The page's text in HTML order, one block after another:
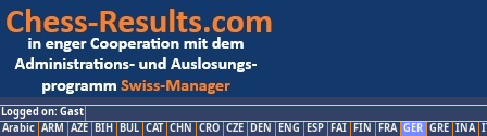
Logged on: Gast
Arabic ARM AZE BIH BUL CAT CHN CRO CZE DEN ENG ESP FAI FIN FRA GER GRE INA